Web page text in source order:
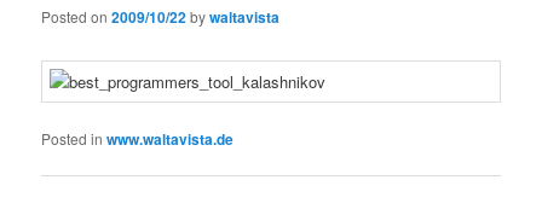
Posted on2009/10/22bywaltavista
Posted in www.waltavista.de